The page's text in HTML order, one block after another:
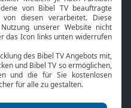
Service
Kontakt
TV-Empfang